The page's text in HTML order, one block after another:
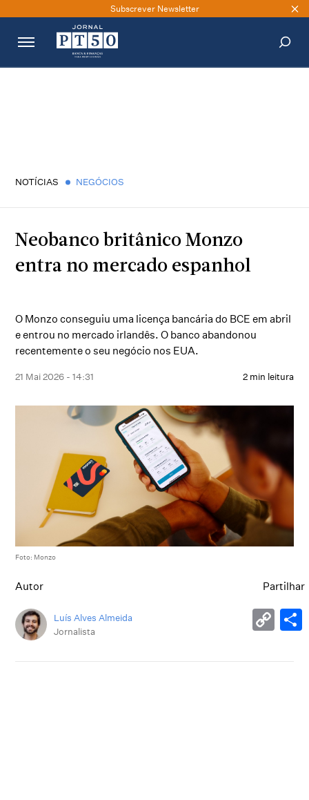
Subscrever Newsletter
NOTÍCIAS NEGÓCIOS
Neobanco britânico Monzo
entra no mercado espanhol
O Monzo conseguiu uma licença bancária do BCE em abril
e entrou no mercado irlandês. O banco abandonou
recentemente o seu negócio nos EUA.
21 Mai 2026 - 14:31 2 min leitura
Foto: Monzo
Autor
Luís Alves Almeida
Jornalista
Partilhar